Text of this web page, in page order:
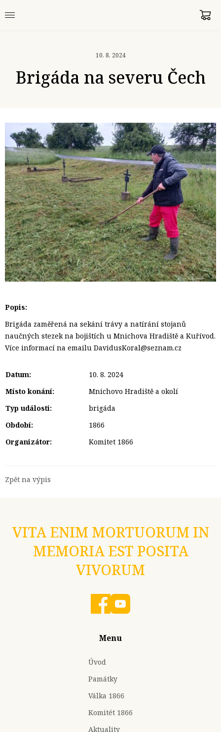
10. 8. 2024
Brigáda na severu Čech
Popis:
Brigáda zaměřená na sekání trávy a natírání stojanů
naučných stezek na bojištích u Mnichova Hradiště a Kuřívod.
Více informací na emailu DavidusKoral@seznam.cz
Datum:
10. 8. 2024
Místo konání:
Mnichovo Hradiště a okolí
Typ události:
brigáda
Období:
1866
Organizátor:
Komitet 1866
Zpět na výpis
VITA ENIM MORTUORUM IN
MEMORIA EST POSITA
VIVORUM
Menu
Úvod
Památky
Válka 1866
Komitét 1866
Aktuality